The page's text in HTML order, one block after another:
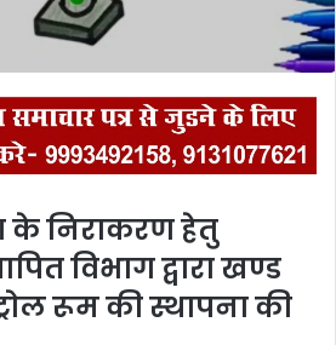
निराकरण हेतु
विभाग द्वारा खण्ड
रूम की स्थापना की